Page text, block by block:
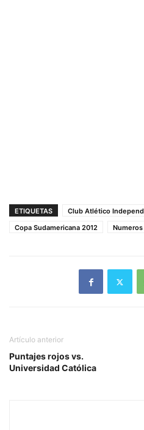
ETIQUETAS
Club Atlético
Copa Sudamericana 2012
Numeros
Artículo anterior
Puntajes rojos vs.
Universidad Católica